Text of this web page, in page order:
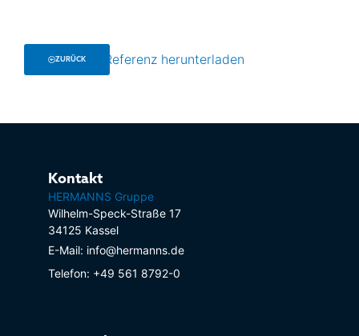
ZURÜCK Referenz herunterladen
Kontakt
HERMANNS Gruppe
Wilhelm-Speck-Straße 17
34125 Kassel
E-Mail: info@hermanns.de
Telefon: +49 561 8792-0